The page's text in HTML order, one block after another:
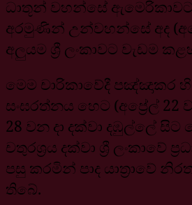
ධාතූන් වහන්සේ
අරමුණින් උන්වහන්සේ අද
අලුයම ශ්‍රී ලංකාවට වැඩම
මෙම චාරිකාවේදී පඤ්ඤාකර
සංඝරත්නය හෙට (අප්‍රේල් 22
28 වන දා දක්වා දඹුල්ලේ
චතුරශ්‍රය දක්වා ශ්‍රී ලංකාවේ
පසු කරමින් පාද යාත්‍රාවේ
තිබේ.